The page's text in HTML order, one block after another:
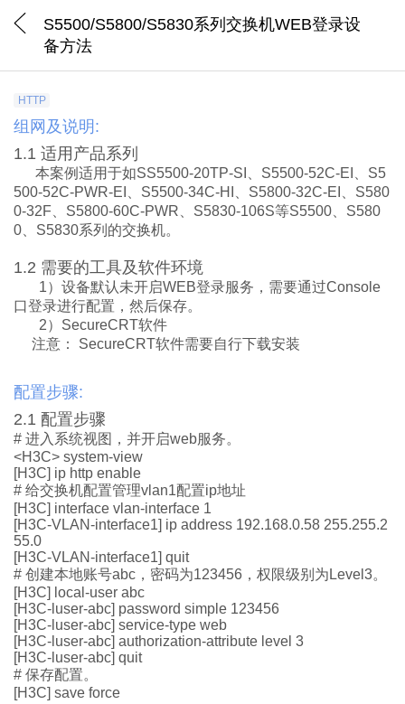
S5500/S5800/S5830系列交换机WEB登录设
备方法
HTTP
组网及说明:
1.1 适用 产品系列
本案例适用于如SS5500-20TP-SI、S5500-52C-EI、S5
500-52C-PWR-EI、S5500-34C-HI、S5800-32C-EI、S580
0-32F、S5800-60C-PWR、S5830-106S等S5500、S580
0、S5830系列的交换机。
1.2 需要的工具及软件环境
1） 设备默认 未开启WEB登录服务，需要通过Console
口登录进行配置，然后保存。
2） SecureCRT软件
注意： SecureCRT软件需要自行下载安装
配置步骤:
2.1 配置步骤
# 进入系统视图， 并开启web服务。
<H3C>system-view
[H3C] ip http enable
# 给交换机配置管理vlan1配置ip地址
[H3C] interface vlan-interface 1
[H3C-VLAN-interface1] ip address 192.168.0.58255.255.2
55.0
[H3C-VLAN-interface1] quit
# 创建本地账号abc， 密码为123456， 权限级别 为 Level3。
[H3C] local-user abc
[H3C-luser-abc] password simple 123456
[H3C-luser-abc] service-type web
[H3C-luser-abc] authorization-attribute level 3
[H3C-luser-abc] quit
# 保存配置。
[H3C] saveforce